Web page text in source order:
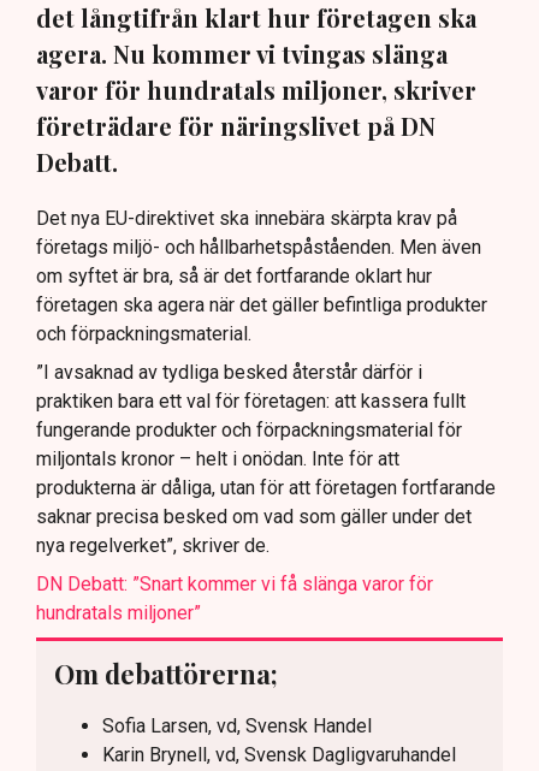
det långtifrån klart hur företagen ska
agera. Nu kommer vi tvingas slänga
varor för hundratals miljoner, skriver
företrädare för näringslivet på DN
Debatt.
Det nya EU-direktivet ska innebära skärpta krav på
företags miljö- och hållbarhetspåståenden. Men även
om syftet är bra, så är det fortfarande oklart hur
företagen ska agera när det gäller befintliga produkter
och förpackningsmaterial.
”I avsaknad av tydliga besked återstår därför i
praktiken bara ett val för företagen: att kassera fullt
fungerande produkter och förpackningsmaterial för
miljontals kronor – helt i onödan. Inte för att
produkterna är dåliga, utan för att företagen fortfarande
saknar precisa besked om vad som gäller under det
nya regelverket”, skriver de.
DN Debatt: ”Snart kommer vi få slänga varor för
hundratals miljoner”
Om debattörerna;
Sofia Larsen, vd, Svensk Handel
Karin Brynell, vd, Svensk Dagligvaruhandel